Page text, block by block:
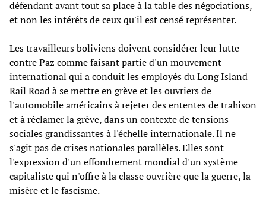
défendant avant tout sa place à la table des négociations,
et non les intérêts de ceux qu'il est censé représenter.
Les travailleurs boliviens doivent considérer leur lutte
contre Paz comme faisant partie d'un mouvement
international qui a conduit les employés du Long Island
Rail Road à se mettre en grève et les ouvriers de
l'automobile américains à rejeter des ententes de trahison
et à réclamer la grève, dans un contexte de tensions
sociales grandissantes à l'échelle internationale. Il ne
s'agit pas de crises nationales parallèles. Elles sont
l'expression d'un effondrement mondial d'un système
capitaliste qui n'offre à la classe ouvrière que la guerre, la
misère et le fascisme.